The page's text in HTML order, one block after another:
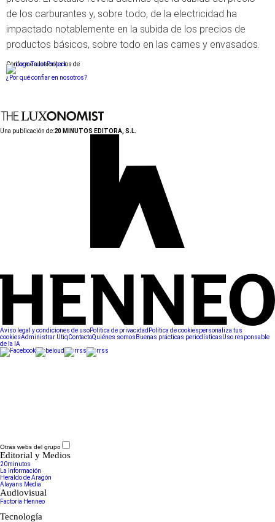
de los carburantes y, sobre todo, de la electricidad ha
impactado notablemente en la subida de los precios de
productos básicos, sobre todo en las carnes y envasados.
Conforme a los criterios de
¿Por qué confiar en nosotros?
Una publicación de:20 MINUTOS EDITORA, S.L.
Aviso legal y condiciones de usoPolítica de privacidad Política de cookiespersonaliza tus
cookiesAdministrar UtiqContactoQuiénes somos Buenas prácticas periodísticasUso responsable
de la IA
Otras webs del grupo
Editorial y Medios
20minutos
La Información
Heraldo de Aragón
Alayans Media
Audiovisual
Factoría Henneo
Tecnología